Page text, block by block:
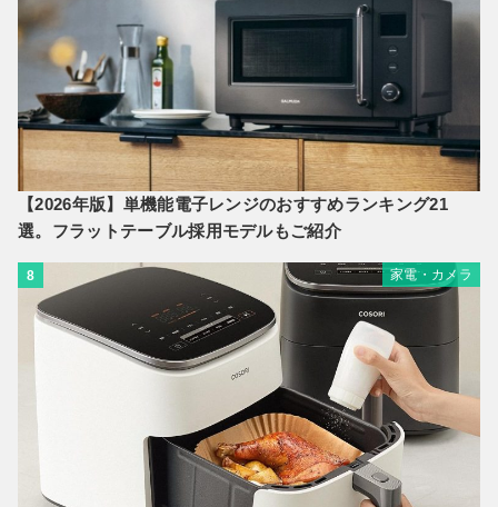
【2026年版】単機能電子レンジのおすすめランキング21
選。フラットテーブル採用モデルもご紹介
8 家電・カメラ